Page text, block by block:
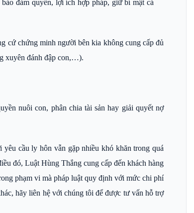
đảm quyền, lợi ích hợp pháp, giữ bí mật cá
cứ chứng minh người bên kia không cung cấp đủ
xuyên đánh đập con,…).
nuôi con, phân chia tài sản hay giải quyết nợ
cầu ly hôn vẫn gặp nhiều khó khăn trong quá
đó, Luật Hùng Thắng cung cấp đến khách hàng
phạm vi mà pháp luật quy định với mức chi phí
hãy liên hệ với chúng tôi để được tư vấn hỗ trợ